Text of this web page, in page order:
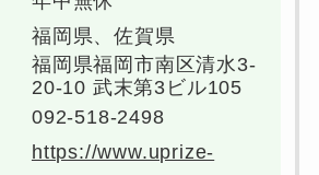
福岡県、佐賀県
福岡県福岡市南区清水3-
20-10 武末第3ビル105
092-518-2498
https://www.uprize-